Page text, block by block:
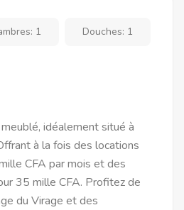
1 Douches: 1
idéalement situé à
à la fois des locations
CFA par mois et des
35 mille CFA. Profitez de
du Virage et des